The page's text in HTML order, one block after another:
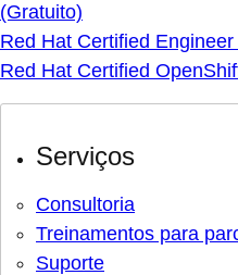
(Gratuito)
Red Hat Certified Engineer
Red Hat Certified
Serviços
Consultoria
Treinamentos para
Suporte